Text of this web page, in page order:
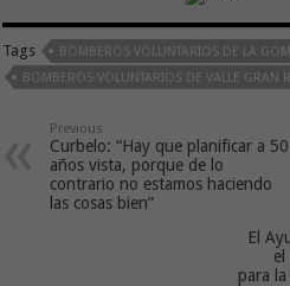
Tags
BOMBEROS VOLUNTARIOS DE LA
BOMBEROS VOLUNTARIOS DE VALLE GRAN
Previous
Curbelo: “Hay que planificar a 50
años vista, porque de lo
contrario no estamos haciendo
las cosas bien”
El
el
para